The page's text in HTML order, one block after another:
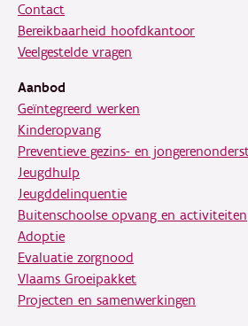
Contact
Bereikbaarheid hoofdkantoor
Veelgestelde vragen
Aanbod
Geïntegreerd werken
Kinderopvang
Preventieve gezins- en
Jeugdhulp
Jeugddelinquentie
Buitenschoolse opvang en activiteiten
Adoptie
Evaluatie zorgnood
Vlaams Groeipakket
Projecten en samenwerkingen